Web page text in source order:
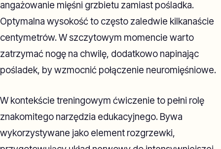
angażowanie mięśni grzbietu zamiast pośladka.
Optymalna wysokość to często zaledwie kilkanaście
centymetrów. W szczytowym momencie warto
zatrzymać nogę na chwilę, dodatkowo napinając
pośladek, by wzmocnić połączenie neuromięśniowe.
W kontekście treningowym ćwiczenie to pełni rolę
znakomitego narzędzia edukacyjnego. Bywa
wykorzystywane jako element rozgrzewki,